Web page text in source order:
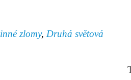
zlomy, Druhá světová